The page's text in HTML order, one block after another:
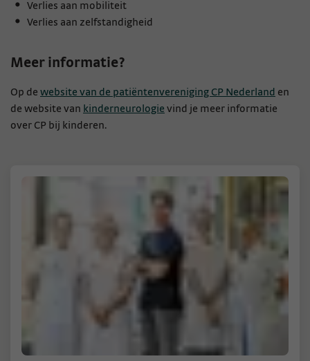
Verlies aan mobiliteit
Verlies aan zelfstandigheid
Meer informatie?
Op de website van de patiëntenvereniging CP Nederland en
de website van kinderneurologie vind je meer informatie
over CP bij kinderen.